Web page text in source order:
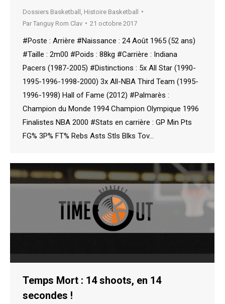
Dossiers Basketball
Histoire Basketball
Par Tanguy Rom Clav 21 octobre 2017
#Poste : Arrière #Naissance : 24 Août 1965 (52 ans)
#Taille : 2m00 #Poids : 88kg #Carrière : Indiana
Pacers (1987-2005) #Distinctions : 5x All Star (1990-
1995-1996-1998-2000) 3x All-NBA Third Team (1995-
1996-1998) Hall of Fame (2012) #Palmarès :
Champion du Monde 1994 Champion Olympique 1996
Finalistes NBA 2000 #Stats en carrière : GP Min Pts
FG% 3P% FT% Rebs Asts Stls Blks Tov…
Temps Mort : 14 shoots, en 14
secondes !